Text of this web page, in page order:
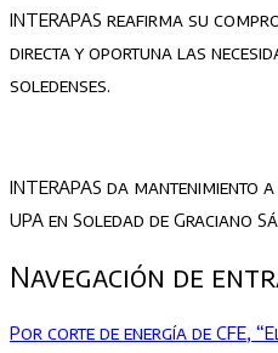
INTERAPAS reafirma su
directa y oportuna las
soledenses.
INTERAPAS da
UPA en Soledad de Graciano
Navegación de
Por corte de energía de CFE,